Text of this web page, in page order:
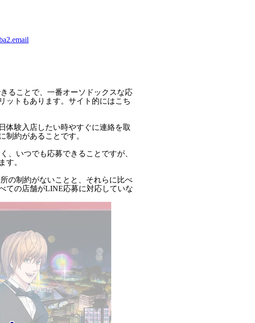
ることで、一番オーソドックスな応
ットもあります。サイト的にはこち
体験入店したい時やすぐに連絡を取
制約があることです。
、いつでも応募できることですが、
す。
の制約がないことと、それらに比べ
ての店舗がLINE応募に対応していな